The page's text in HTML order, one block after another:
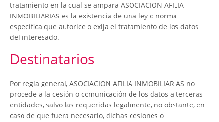
tratamiento en la cual se ampara ASOCIACION AFILIA
INMOBILIARIAS es la existencia de una ley o norma
específica que autorice o exija el tratamiento de los datos
del interesado.
Destinatarios
Por regla general, ASOCIACION AFILIA INMOBILIARIAS no
procede a la cesión o comunicación de los datos a terceras
entidades, salvo las requeridas legalmente, no obstante, en
caso de que fuera necesario, dichas cesiones o